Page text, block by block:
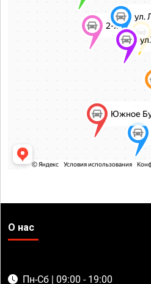
О нас
Пн-Сб | 09:00 - 19:00